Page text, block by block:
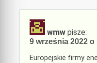
wmw pisze:
9 września 2022 o
Europejskie firmy